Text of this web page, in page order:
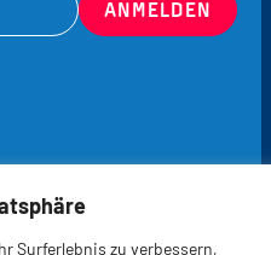
Surferlebnis zu verbessern,